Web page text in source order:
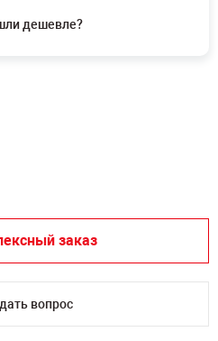
дешевле?
заказ
вопрос